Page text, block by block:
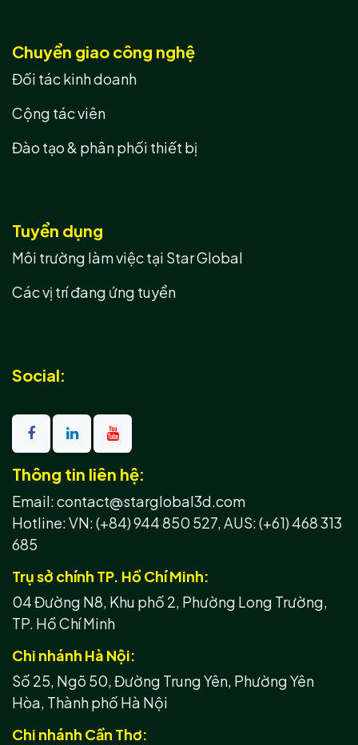
Thông tin liên hệ:
Email: contact@starglobal3d.com
Hotline:VN: (+84) 944 850 527,AUS: (+61) 468 313
685
Trụ sở chính TP. Hồ Chí Minh:
04 Đường N8, Khu phố 2, Phường Long Trường,
TP. Hồ Chí Minh
Chi nhánh Hà Nội:
Số 25, Ngõ 50, Đường Trung Yên, Phường Yên
Hòa, Thành phố Hà Nội
Chi nhánh Cần Thơ:
Social:
Chuyển giao công nghệ
Đối tác kinh doanh
Cộng tác viên
Đào tạo & phân phối thiết bị
Tuyển dụng
Môi trường làm việc tại Star Global
Các vị trí đang ứng tuyển